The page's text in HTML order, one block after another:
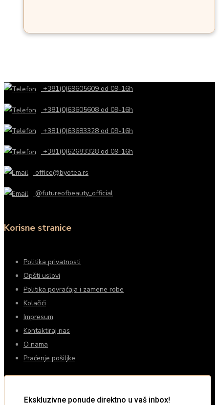
+381(0)69605609 od 09-16h
+381(0)63605608 od 09-16h
+381(0)63683328 od 09-16h
+381(0)62683328 od 09-16h
office@byotea.rs
@futureofbeauty_official
Korisne stranice
Politika privatnosti
Opšti uslovi
Politika povraćaja i zamene robe
Kolačići
Impresum
Kontaktiraj nas
O nama
Praćenje pošiljke